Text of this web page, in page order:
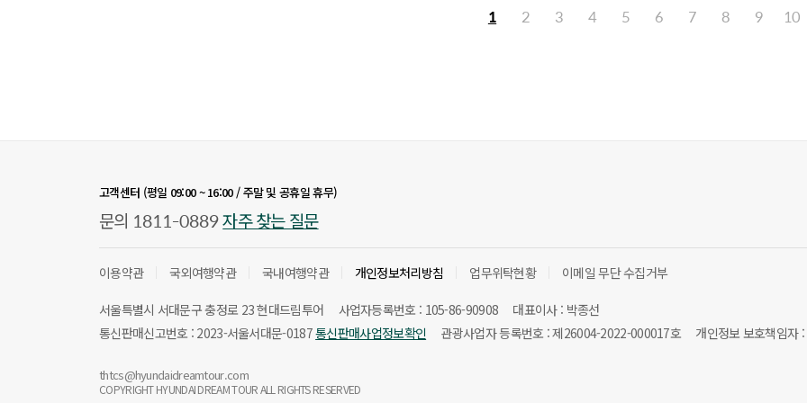
1 2 3 4 5 6 7 8 9 10
고객센터 (평일 09:00 ~ 16:00 / 주말 및 공휴일 휴무)
문의 1811-0889자주 찾는 질문
이용약관 국외여행약관 국내여행약관 개인정보처리방침 업무위탁현황 이메일 무단 수집거부
서울특별시 서대문구 충정로 23 현대드림투어 사업자등록번호 : 105-86-90908
대표이사 : 박종선
통신판매신고번호 : 2023-서울서대문-0187통신판매사업정보확인 관광사업자 등록번호 : 제26004-2022-000017호 개인정보 보호책임자
thtcs@hyundaidreamtour.com
COPYRIGHT HYUNDAI DREAM TOUR ALL RIGHTS RESERVED